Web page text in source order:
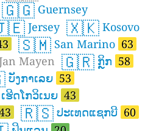
🇬🇬 Guernsey
Jersey 🇽🇰 Kosovo
🇸🇲 San Marino 63
Mayen 🇬🇷 ກິຼກ 58
ບັງກາເລຍ 53
ຮີດໂກວິເນຍ 43
🇷🇸 ປະເທດແຊກບີ 60